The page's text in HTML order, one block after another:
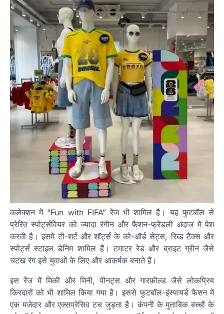
कलेक्शन में “Fun with FIFA” रेंज भी शामिल है। यह फुटबॉल से
प्रेरित स्पोर्ट्सवियर को ज्यादा रंगीन और फैशन-फ्रेंडली अंदाज में पेश
करती है। इसमें टी-शर्ट और शॉर्ट्स के को-ऑर्ड सेट्स, रिब्ड टैंक्स और
स्पोर्ट्स स्टाइल डेनिम शामिल हैं। टमाटर रेड और ब्राइट ग्रीन जैसे
चटख रंग इसे युवाओं के लिए और आकर्षक बनाते हैं।
इस रेंज में मिकी और मिनी, पीनट्स और गारफ़ील्ड जैसे लोकप्रिय
किरदारों को भी शामिल किया गया है। इससे फुटबॉल-इंस्पायर्ड फैशन में
एक मजेदार और एक्सप्रेसिव टच जुड़ता है। कंपनी के मुताबिक बच्चों के